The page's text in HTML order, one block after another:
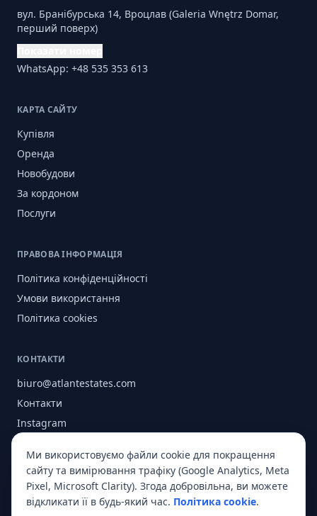
вул. Бранібурська 14, Вроцлав (Galeria Wnętrz Domar,
перший поверх)
WhatsApp: +48 535 353 613
КАРТА САЙТУ
Купівля
Оренда
Новобудови
За кордоном
Послуги
ПРАВОВА ІНФОРМАЦІЯ
Політика конфіденційності
Умови використання
Політика cookies
КОНТАКТИ
biuro@atlantestates.com
Контакти
Instagram
Про нас
Ми використовуємо файли cookie для покращення
сайту та вимірювання трафіку (Google Analytics, Meta
Pixel, Microsoft Clarity). Згода добровільна, ви можете
відкликати її в будь-який час. Політика cookie.